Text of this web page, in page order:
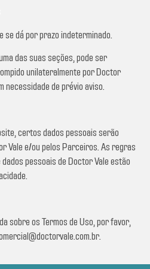
dá por prazo indeterminado.
das suas seções, pode ser
unilateralmente por Doctor
necessidade de prévio aviso.
certos dados pessoais serão
Vale e/ou pelos Parceiros. As regras
pessoais de Doctor Vale estão
sobre os Termos de Uso, por favor,